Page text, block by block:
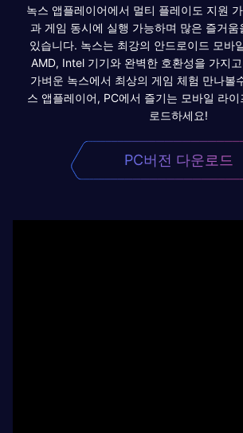
녹스 앱플레이어에서 멀티 플레이도 지원
과 게임 동시에 실행 가능하며 많은 즐거움
있습니다. 녹스는 최강의 안드로이드 모바
AMD, Intel 기기와 완벽한 호환성을 가지
가벼운 녹스에서 최상의 게임 체험 만나볼
스 앱플레이어, PC에서 즐기는 모바일 라
로드하세요!
PC버전 다운로드